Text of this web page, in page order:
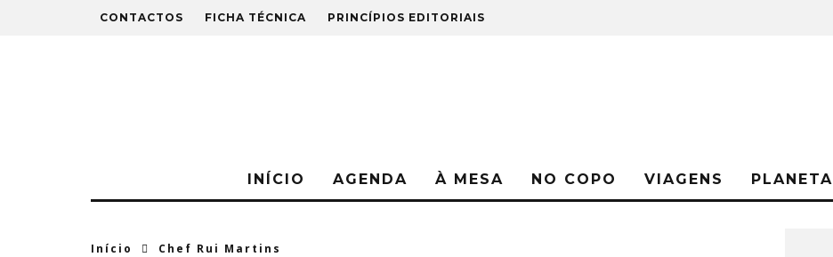
CONTACTOS FICHA TÉCNICA PRINCÍPIOS EDITORIAIS
INÍCIO AGENDA À MESA NO COPO VIAGENS PLANETA
Início Chef Rui Martins